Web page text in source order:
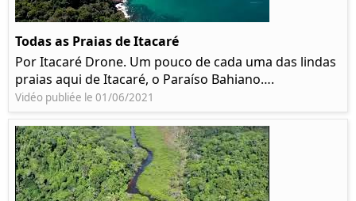
Todas as Praias de Itacaré
Por Itacaré Drone. Um pouco de cada uma das lindas
praias aqui de Itacaré, o Paraíso Bahiano….
Vidéo publiée le 01/06/2021